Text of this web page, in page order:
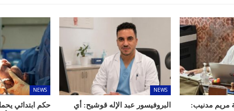
مريم مدنيب:
NEWS
البروفيسور عبد الإله قوشيح: أي
NEWS
حكم ابتدائي
مصحة الجامعة